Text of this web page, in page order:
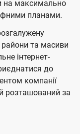
а
ч
е
н
н
я
на максимально
планами.
та масиви
інтернет-
до
компанії
розташований за